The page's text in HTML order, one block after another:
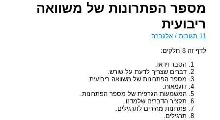
מספר הפתרונות של משוואה
ריבועית
11 תגובות / אלגברה
לדף זה 8 חלקים:
הסבר וידאו.
דברים שצריך לדעת על שורש.
מספר הפתרונות של משוואה ריבועית.
דוגמאות.
המשמעות הגרפית של מספר הפתרונות.
תקציר הדברים שלמדנו.
פתרונות מהירים לתרגילים.
תרגילים.